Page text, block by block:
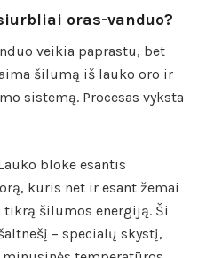
oras-vanduo?
veikia paprastu, bet
šilumą iš lauko oro ir
sistemą. Procesas vyksta
bloke esantis
kuris net ir esant žemai
šilumos energiją. Ši
– specialų skystį,